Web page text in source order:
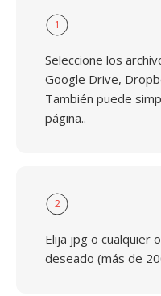
1
Seleccione los
Google Drive,
También puede
página..
2
Elija jpg o cualquier
deseado (más de